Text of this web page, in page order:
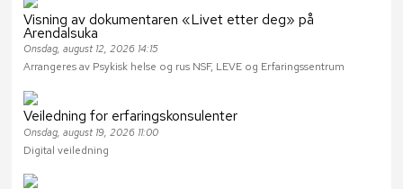
Visning av dokumentaren «Livet etter deg» på
Arendalsuka
Onsdag, august 12, 2026 14:15
Arrangeres av Psykisk helse og rus NSF, LEVE og Erfaringssentrum
Veiledning for erfaringskonsulenter
Onsdag, august 19, 2026 11:00
Digital veiledning